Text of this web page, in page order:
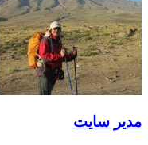
مدیر سایت